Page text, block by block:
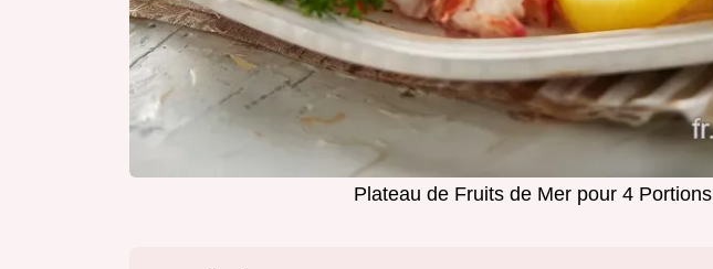
Plateau de Fruits de Mer pour 4 Portions